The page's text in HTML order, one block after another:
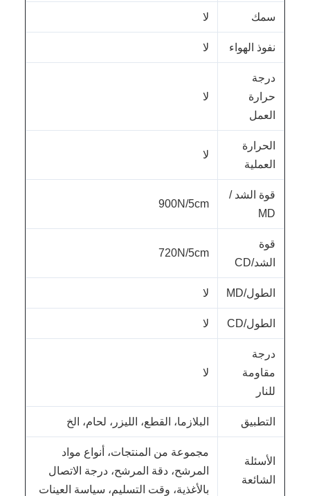
سمك لا
نفوذ الهواء لا
درجة
حرارة
العمل
لا
الحرارة
العملية
لا
قوة الشد /
MD
900N/5cm
قوة
الشد/CD
720N/5cm
الطول/MD لا
الطول/CD لا
درجة
مقاومة
للنار
لا
التطبيق البلازما، القطع، الليزر، لحام، الخ
الأسئلة
الشائعة
مجموعة من المنتجات، أنواع مواد
المرشح، دقة المرشح، درجة الاتصال
بالأغذية، وقت التسليم، سياسة العينات